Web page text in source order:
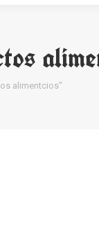
alimentcios"